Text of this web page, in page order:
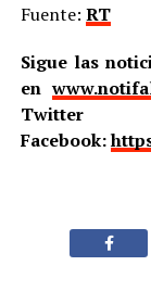
Fuente: RT
Sigue las
en
Facebook: